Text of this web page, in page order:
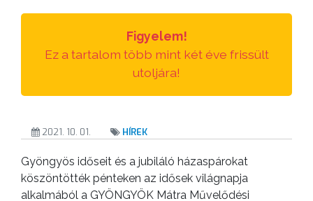
Figyelem!
Ez a tartalom több mint két éve frissült
utoljára!
2021. 10. 01. HÍREK
Gyöngyös időseit és a jubiláló házaspárokat
köszöntötték pénteken az idősek világnapja
alkalmából a GYÖNGYÖK Mátra Művelődési